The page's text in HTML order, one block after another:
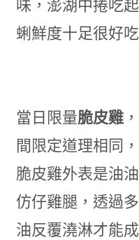
味，澎湖中捲吃
蜊鮮度十足很好吃
當日限量脆皮雞
間限定道理相同
脆皮雞外表是油
仿仔雞腿，透過
油反覆澆淋才能